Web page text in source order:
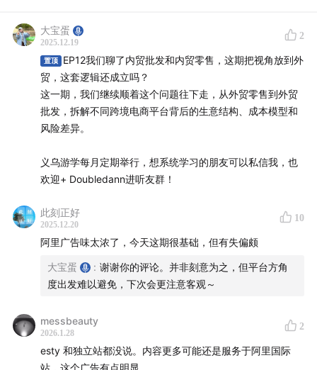
【本期嘉宾】
郑垚：义乌本地人，连续创业者，现阿里巴巴国际站义乌
区域高级客户经理；擅长从0-1外贸陪跑和生意规划。
【时间轴】
承接上期：从内贸批发 / 零售，切到外贸语境
外贸电商先别谈平台，先分清零售和批发
03:21 亚马逊：高门槛、高投入、高稳定的零售模式
04:53 海外仓、压货、抽佣，外贸零售的成本是怎么叠加
TK / TEMU / SHEIN 等平台的合价与平台风险
为什么“不接触客户”的模式，对普通人很致命
13:13 跨境培训、社媒卖课，为什么义乌“教的人比做的人
速卖通：相对低门槛的外贸零售选择
大宝蛋
2025.12.19
2
置顶
EP12我们聊了内贸批发和内贸零售，这期把视角放到外
贸，这套逻辑还成立吗？
这一期，我们继续顺着这个问题往下走，从外贸零售到外贸
批发，拆解不同跨境电商平台背后的生意结构、成本模型和
风险差异。
义乌游学每月定期举行，想系统学习的朋友可以私信我，也
欢迎+ Doubledann进听友群！
此刻正好
2025.12.20
10
阿里广告味太浓了，今天这期很基础，但有失偏颇
大宝蛋 : 谢谢你的评论。并非刻意为之，但平台方角
度出发难以避免，下次会更注意客观～
messbeauty
2026.1.28
2
esty 和独立站都没说。内容更多可能还是服务于阿里国际
站，这个广告有点明显